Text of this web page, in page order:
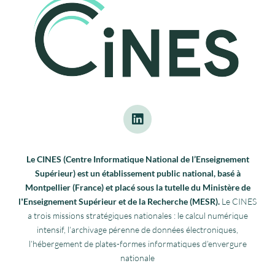
Le CINES (Centre Informatique National de l’Enseignement
Supérieur) est un établissement public national, basé à
Montpellier (France) et placé sous la tutelle du Ministère de
lʼEnseignement Supérieur et de la Recherche (MESR). Le CINES
a trois missions stratégiques nationales : le calcul numérique
intensif, l’archivage pérenne de données électroniques,
l’hébergement de plates-formes informatiques d’envergure
nationale